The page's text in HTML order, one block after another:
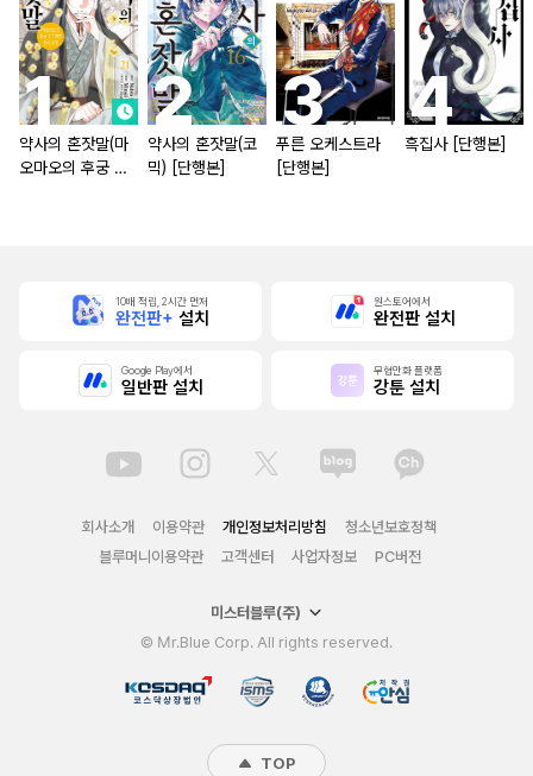
약사의 혼잣말(마
오마오의 후궁 수
약사의 혼잣말(코
믹) [단행본]
푸른 오케스트라
[단행본]
흑집사 [단행본]
10배 적립, 2시간 먼저
완전판+ 설치
원스토어에서
완전판 설치
Google Play에서
일반판 설치
무협만화 플랫폼
강툰 설치
회사소개 이용약관 개인정보처리방침
청소년보호정책
블루머니이용약관
고객센터 사업자정보 PC버전
미스터블루(주)
© Mr.Blue Corp. All rights reserved.
TOP